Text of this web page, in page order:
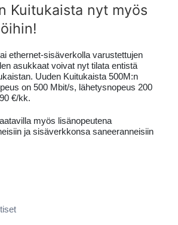
Kuitukaista nyt myös
ethernet-sisäverkolla varustettujen
asukkaat voivat nyt tilata entistä
Uuden Kuitukaista 500M:n
on 500 Mbit/s, lähetysnopeus 200
€/kk.
myös lisänopeutena
ja sisäverkkonsa saneeranneisiin